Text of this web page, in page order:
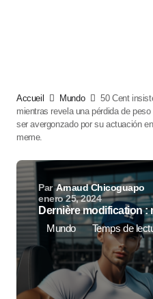
Accueil Mundo
50 Cent
mientras revela una pérdida de
ser avergonzado por su actuación
meme.
Par Arnaud Chicoguapo
enero 25, 2024
Dernière modification :
Mundo
Temps de